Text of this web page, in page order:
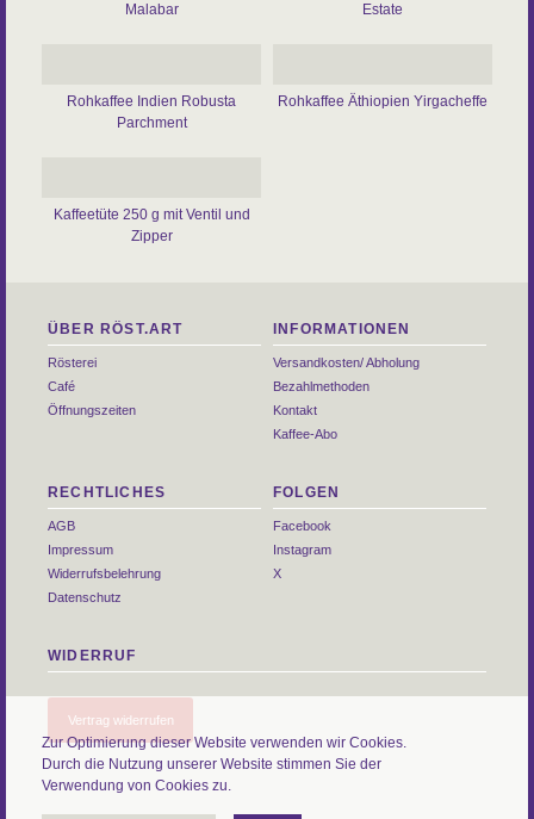
Malabar
Estate
Rohkaffee Indien Robusta
Parchment
Rohkaffee Äthiopien Yirgacheffe
Kaffeetüte 250 g mit Ventil und
Zipper
ÜBER RÖST.ART
Rösterei
Café
Öffnungszeiten
INFORMATIONEN
Versandkosten/ Abholung
Bezahlmethoden
Kontakt
Kaffee-Abo
RECHTLICHES
AGB
Impressum
Widerrufsbelehrung
Datenschutz
FOLGEN
Facebook
Instagram
X
WIDERRUF
Vertrag widerrufen
Zur Optimierung dieser Website verwenden wir Cookies.
Durch die Nutzung unserer Website stimmen Sie der
Verwendung von Cookies zu.